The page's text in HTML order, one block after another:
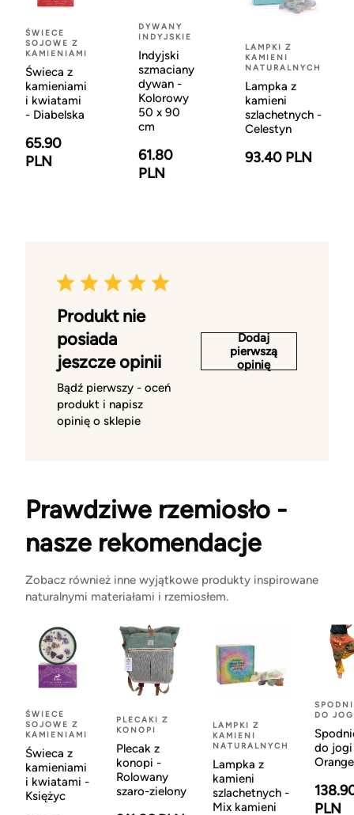
ŚWIECE
SOJOWE Z
KAMIENIAMI
Świeca z
kamieniami
i kwiatami
- Diabelska
65.90
PLN
DYWANY
INDYJSKIE
Indyjski
szmaciany
dywan -
Kolorowy
50 x 90
cm
61.80
PLN
LAMPKI Z
KAMIENI
NATURALNYCH
Lampka z
kamieni
szlachetnych -
Celestyn
93.40 PLN
Produkt nie
posiada
jeszcze opinii
Bądź pierwszy - oceń
produkt i napisz
opinię o sklepie
Dodaj
pierwszą
opinię
Prawdziwe rzemiosło -
nasze rekomendacje
Zobacz również inne wyjątkowe produkty inspirowane
naturalnymi materiałami i rzemiosłem.
ŚWIECE
SOJOWE Z
KAMIENIAMI
Świeca z
kamieniami
i kwiatami -
Księżyc
PLECAKI Z
KONOPI
Plecak z
konopi -
Rolowany
szaro-zielony
LAMPKI Z
KAMIENI
NATURALNYCH
Lampka z
kamieni
szlachetnych -
Mix kamieni
DO
do
Orange
PLN